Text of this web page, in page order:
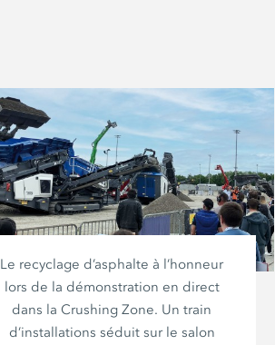
Le recyclage d’asphalte à l’honneur
lors de la démonstration en direct
dans la Crushing Zone. Un train
d’installations séduit sur le salon